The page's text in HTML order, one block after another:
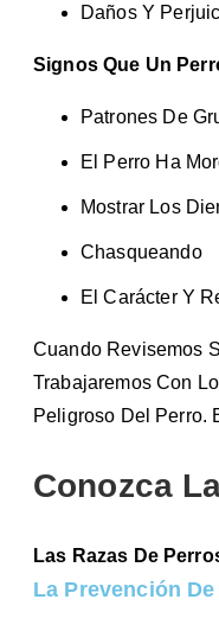
Daños Y
Signos Que Un
Patrones De
El Perro Ha
Mostrar Los
Chasqueando
El Carácter Y
Cuando Revisemos
Trabajaremos Con
Peligroso Del Perro.
Conozca
Las Razas De
La Prevención